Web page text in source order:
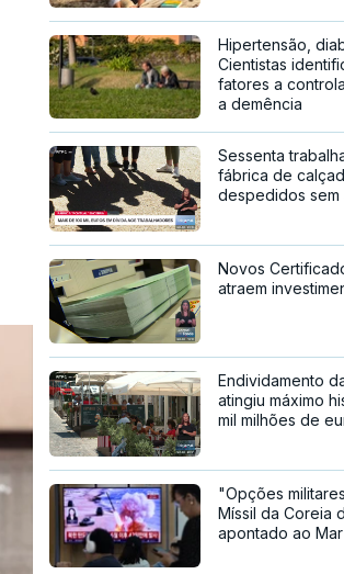
Hipertensão,
Cientistas
fatores a
a demência
Sessenta
fábrica de
despedidos sem
Novos
atraem
Endividamento
atingiu máximo
mil milhões de
"Opções
Míssil da Coreia
apontado ao